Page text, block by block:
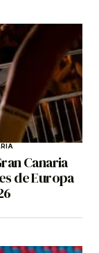
Canaria
de Europa